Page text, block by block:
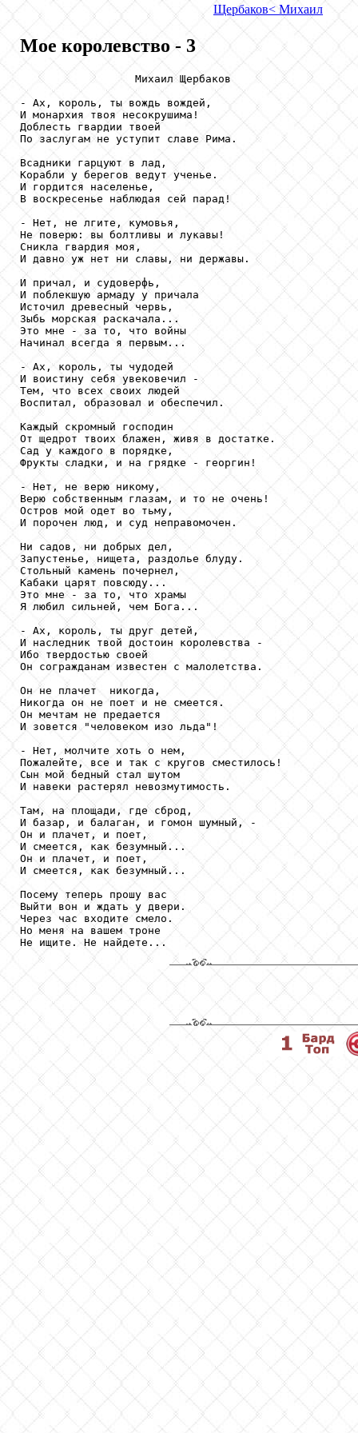
Щербаков< Михаил
Мое королевство - 3
                  Михаил Щербаков
- Ах, король, ты вождь вождей,
И монархия твоя несокрушима!
Доблесть гвардии твоей
По заслугам не уступит славе Рима.
Всадники гарцуют в лад,
Корабли у берегов ведут ученье.
И гордится населенье,
В воскресенье наблюдая сей парад!
- Нет, не лгите, кумовья,
Не поверю: вы болтливы и лукавы!
Сникла гвардия моя,
И давно уж нет ни славы, ни державы.
И причал, и судоверфь,
И поблекшую армаду у причала
Источил древесный червь,
Зыбь морская раскачала...
Это мне - за то, что войны
Начинал всегда я первым...
- Ах, король, ты чудодей
И воистину себя увековечил -
Тем, что всех своих людей
Воспитал, образовал и обеспечил.
Каждый скромный господин
От щедрот твоих блажен, живя в достатке.
Сад у каждого в порядке,
Фрукты сладки, и на грядке - георгин!
- Нет, не верю никому,
Верю собственным глазам, и то не очень!
Остров мой одет во тьму,
И порочен люд, и суд неправомочен.
Ни садов, ни добрых дел,
Запустенье, нищета, раздолье блуду.
Стольный камень почернел,
Кабаки царят повсюду...
Это мне - за то, что храмы
Я любил сильней, чем Бога...
- Ах, король, ты друг детей,
И наследник твой достоин королевства -
Ибо твердостью своей
Он согражданам известен с малолетства.
Он не плачет  никогда,
Никогда он не поет и не смеется.
Он мечтам не предается
И зовется "человеком изо льда"!
- Нет, молчите хоть о нем,
Пожалейте, все и так с кругов сместилось!
Сын мой бедный стал шутом
И навеки растерял невозмутимость.
Там, на площади, где сброд,
И базар, и балаган, и гомон шумный, -
Он и плачет, и поет,
И смеется, как безумный...
Он и плачет, и поет,
И смеется, как безумный...
Посему теперь прошу вас
Выйти вон и ждать у двери.
Через час входите смело.
Но меня на вашем троне
Не ищите. Не найдете...